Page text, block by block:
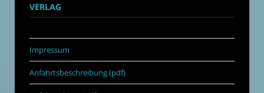
VERLAG
Impressum
Anfahrtsbeschreibung (pdf)